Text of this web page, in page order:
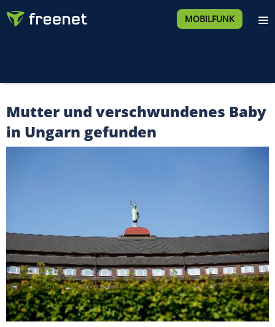
MOBILFUNK
Mutter und verschwundenes Baby
in Ungarn gefunden